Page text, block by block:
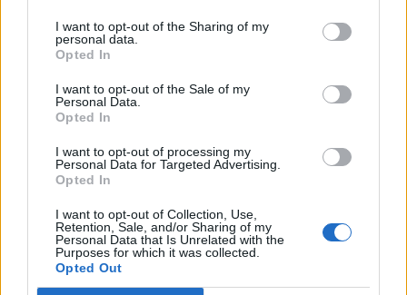
I want to opt-out of the Sharing of my
personal data.
Opted In
I want to opt-out of the Sale of my
Personal Data.
Opted In
I want to opt-out of processing my
Personal Data for Targeted Advertising.
Opted In
I want to opt-out of Collection, Use,
Retention, Sale, and/or Sharing of my
Personal Data that Is Unrelated with the
Purposes for which it was collected.
Opted Out
ΔΙΕΘΝΕΣ ΦΟΡΟΥΜ ΣΠΑΡΤΙΑΤΙΚΩΝ ΣΠΟΥΔΩΝ
ΔΗΜΟΣ ΣΠΑΡΤΗΣ
ΝΠΠΠ
ΠΑΝΕΠΙΣΤΗΜΙΟ ΝΟΤΙΝΓΚΧΑΜ
ΕΤΑΙΡΕΙΑ ΣΠΑΡΤΙΑΤΙΚΩΝ ΣΠΟΥΔΩΝ
ΠΑΝΕΠΙΣΤΗΜΙΟ ΝΟΤΤΙΝΧΑΜ
ΣΑΪΝΟΠΟΥΛΕΙΟ
ΑΡΧΑΙΑ ΣΠΑΡΤΗ